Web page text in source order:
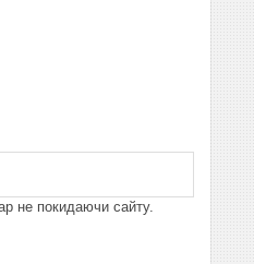
не покидаючи сайту.